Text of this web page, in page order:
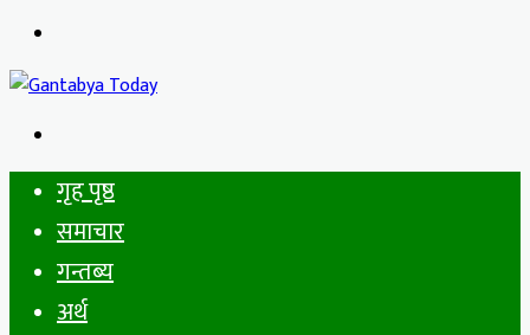
for
गृह पृष्ठ
समाचार
गन्तब्य
अर्थ